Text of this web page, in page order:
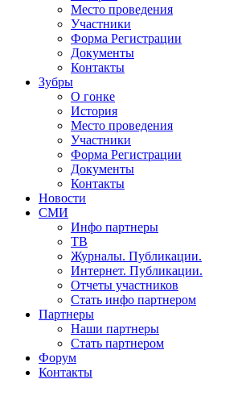
Место проведения
Участники
Форма Регистрации
Документы
Контакты
Зубры
О гонке
История
Место проведения
Участники
Форма Регистрации
Документы
Контакты
Новости
СМИ
Инфо партнеры
ТВ
Журналы. Публикации.
Интернет. Публикации.
Отчеты участников
Стать инфо партнером
Партнеры
Наши партнеры
Стать партнером
Форум
Контакты